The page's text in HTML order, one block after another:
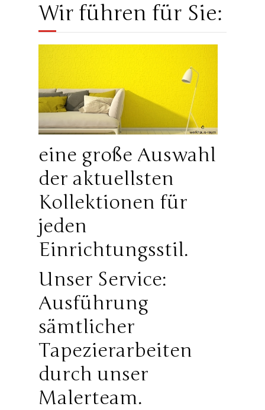
Wir führen für Sie:
eine große Auswahl
der aktuellsten
Kollektionen für
jeden
Einrichtungsstil.
Unser Service:
Ausführung
sämtlicher
Tapezierarbeiten
durch unser
Malerteam.